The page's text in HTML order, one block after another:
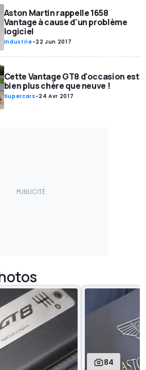
Aston Martin rappelle 1658
Vantage à cause d'un problème
logiciel
Industrie-22 Jun 2017
Cette Vantage GT8 d'occasion est
bien plus chère que neuve !
Supercars-24 Avr 2017
84